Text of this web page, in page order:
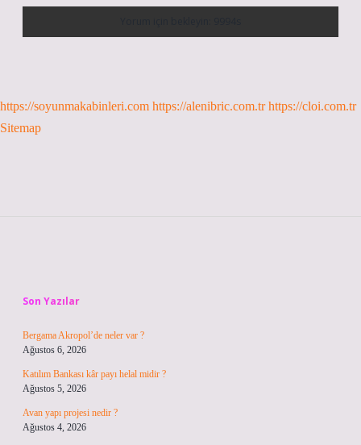
https://soyunmakabinleri.com https://alenibric.com.tr https://cloi.com.tr
Sitemap
Son Yazılar
Bergama Akropol’de neler var ?
Ağustos 6, 2026
Katılım Bankası kâr payı helal midir ?
Ağustos 5, 2026
Avan yapı projesi nedir ?
Ağustos 4, 2026